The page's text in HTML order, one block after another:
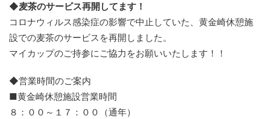
◆麦茶のサービス再開してます！
コロナウィルス感染症の影響で中止していた、黄金崎休憩施
設での麦茶のサービスを再開しました。
マイカップのご持参にご協力をお願いいたします！！
◆営業時間のご案内
■黄金崎休憩施設営業時間
８：００～１７：００（通年）